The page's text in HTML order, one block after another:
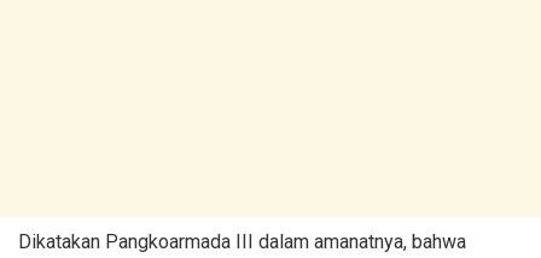
Dikatakan Pangkoarmada III dalam amanatnya, bahwa